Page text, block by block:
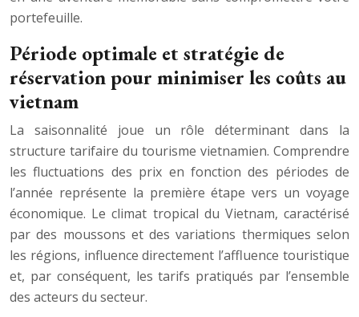
portefeuille.
Période optimale et stratégie de
réservation pour minimiser les coûts au
vietnam
La saisonnalité joue un rôle déterminant dans la
structure tarifaire du tourisme vietnamien. Comprendre
les fluctuations des prix en fonction des périodes de
l’année représente la première étape vers un voyage
économique. Le climat tropical du Vietnam, caractérisé
par des moussons et des variations thermiques selon
les régions, influence directement l’affluence touristique
et, par conséquent, les tarifs pratiqués par l’ensemble
des acteurs du secteur.